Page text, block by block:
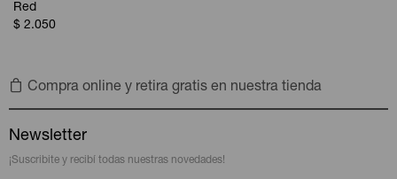
Red
$ 2.050
Compra online y retira gratis en nuestra tienda
Newsletter
¡Suscribite y recibí todas nuestras novedades!